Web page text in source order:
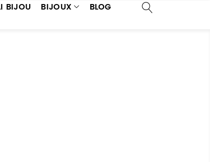
BIJOU BIJOUX BLOG